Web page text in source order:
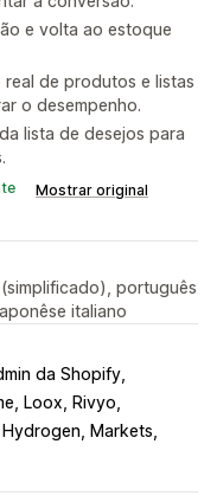
e volta ao estoque
de produtos e listas
o desempenho.
lista de desejos para
Mostrar original
português
italiano
da Shopify
Loox, Rivyo
Markets